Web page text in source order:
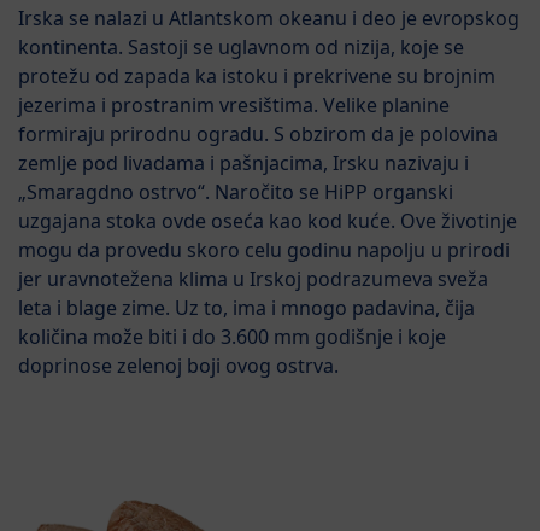
Irska se nalazi u Atlantskom okeanu i deo je evropskog
kontinenta. Sastoji se uglavnom od nizija, koje se
protežu od zapada ka istoku i prekrivene su brojnim
jezerima i prostranim vresištima. Velike planine
formiraju prirodnu ogradu. S obzirom da je polovina
zemlje pod livadama i pašnjacima, Irsku nazivaju i
„Smaragdno ostrvo“. Naročito se HiPP organski
uzgajana stoka ovde oseća kao kod kuće. Ove životinje
mogu da provedu skoro celu godinu napolju u prirodi
jer uravnotežena klima u Irskoj podrazumeva sveža
leta i blage zime. Uz to, ima i mnogo padavina, čija
količina može biti i do 3.600 mm godišnje i koje
doprinose zelenoj boji ovog ostrva.